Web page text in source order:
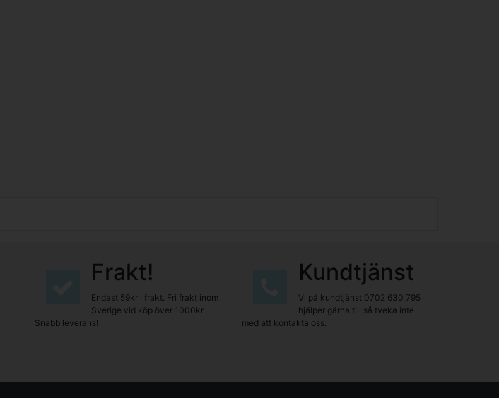
Frakt!
Endast 59kr i frakt. Fri frakt inom
Sverige vid köp över 1000kr.
Snabb leverans!
Kundtjänst
Vi på kundtjänst 0702 630 795
hjälper gärna till så tveka inte
med att kontakta oss.